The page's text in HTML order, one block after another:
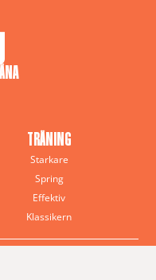
TRÄNING
Starkare
Spring
Effektiv
Klassikern